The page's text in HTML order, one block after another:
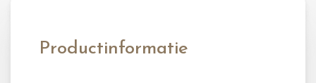
Productinformatie